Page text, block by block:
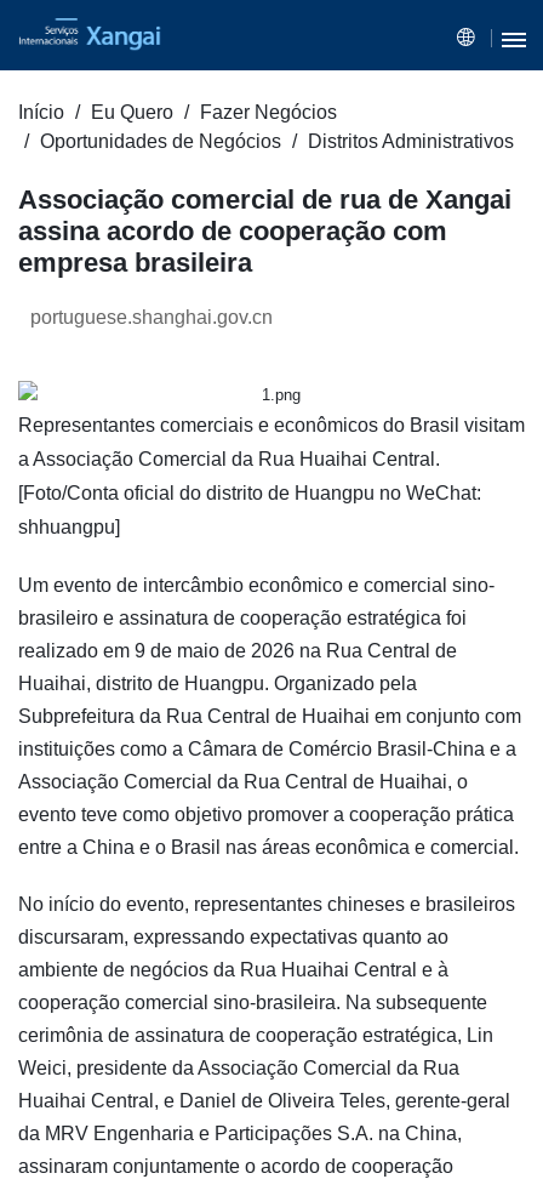
Início Eu Quero
Fazer Negócios
Oportunidades de Negócios
Distritos Administrativos
Associação comercial de rua de Xangai
assina acordo de cooperação com
empresa brasileira
portuguese.shanghai.gov.cn
​Representantes comerciais e econômicos do Brasil visitam
a Associação Comercial da Rua Huaihai Central.
[Foto/Conta oficial do distrito de Huangpu no WeChat:
shhuangpu]
Um evento de intercâmbio econômico e comercial sino-
brasileiro e assinatura de cooperação estratégica foi
realizado em 9 de maio de 2026 na Rua Central de
Huaihai, distrito de Huangpu. Organizado pela
Subprefeitura da Rua Central de Huaihai em conjunto com
instituições como a Câmara de Comércio Brasil-China e a
Associação Comercial da Rua Central de Huaihai, o
evento teve como objetivo promover a cooperação prática
entre a China e o Brasil nas áreas econômica e comercial.
No início do evento, representantes chineses e brasileiros
discursaram, expressando expectativas quanto ao
ambiente de negócios da Rua Huaihai Central e à
cooperação comercial sino-brasileira. Na subsequente
cerimônia de assinatura de cooperação estratégica, Lin
Weici, presidente da Associação Comercial da Rua
Huaihai Central, e Daniel de Oliveira Teles, gerente-geral
da MRV Engenharia e Participações S.A. na China,
assinaram conjuntamente o acordo de cooperação